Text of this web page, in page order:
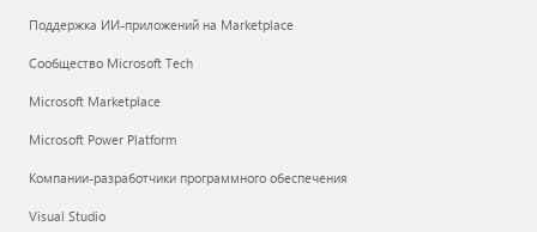
Поддержка ИИ-приложений на Marketplace
Сообщество Microsoft Tech
Microsoft Marketplace
Microsoft Power Platform
Компании-разработчики программного обеспечения
Visual Studio